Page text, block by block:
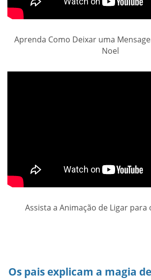
Aprenda Como Deixar uma
Noel
Assista a Animação de Ligar para
Os pais explicam a magia